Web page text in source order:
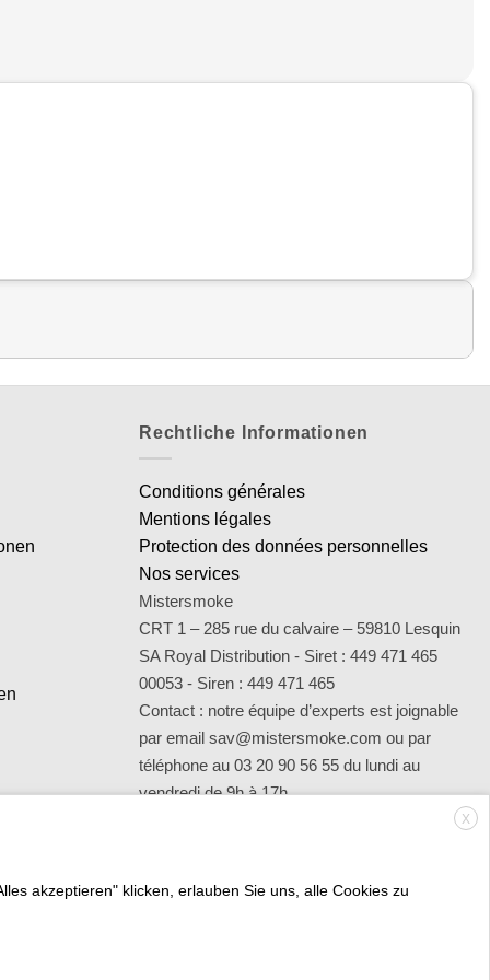
Rechtliche Informationen
Conditions générales
Mentions légales
Protection des données personnelles
Nos services
Mistersmoke
CRT 1 – 285 rue du calvaire – 59810 Lesquin
SA Royal Distribution - Siret : 449 471 465
00053 - Siren : 449 471 465
Contact : notre équipe d’experts est joignable
par email sav@mistersmoke.com ou par
téléphone au 03 20 90 56 55 du lundi au
vendredi de 9h à 17h.
X
akzeptieren" klicken, erlauben Sie uns, alle Cookies zu